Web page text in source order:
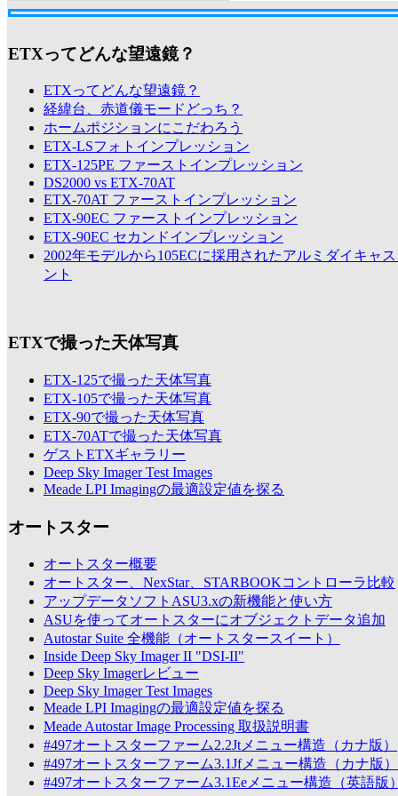
ETXってどんな望遠鏡？
ETXってどんな望遠鏡？
経緯台、赤道儀モードどっち？
ホームポジションにこだわろう
ETX-LSフォトインプレッション
ETX-125PE ファーストインプレッション
DS2000 vs ETX-70AT
ETX-70AT ファーストインプレッション
ETX-90EC ファーストインプレッション
ETX-90EC セカンドインプレッション
2002年モデルから105ECに採用されたアルミダイキャ
ント
ETXで撮った天体写真
ETX-125で撮った天体写真
ETX-105で撮った天体写真
ETX-90で撮った天体写真
ETX-70ATで撮った天体写真
ゲストETXギャラリー
Deep Sky Imager Test Images
Meade LPI Imagingの最適設定値を探る
オートスター
オートスター概要
オートスター、NexStar、STARBOOKコントローラ比較
アップデータソフトASU3.xの新機能と使い方
ASUを使ってオートスターにオブジェクトデータ追加
Autostar Suite 全機能（オートスタースイート）
Inside Deep Sky Imager II "DSI-II"
Deep Sky Imagerレビュー
Deep Sky Imager Test Images
Meade LPI Imagingの最適設定値を探る
Meade Autostar Image Processing 取扱説明書
#497オートスターファーム2.2Jtメニュー構造（カナ版）
#497オートスターファーム3.1Jfメニュー構造（カナ版）
#497オートスターファーム3.1Eeメニュー構造（英語版